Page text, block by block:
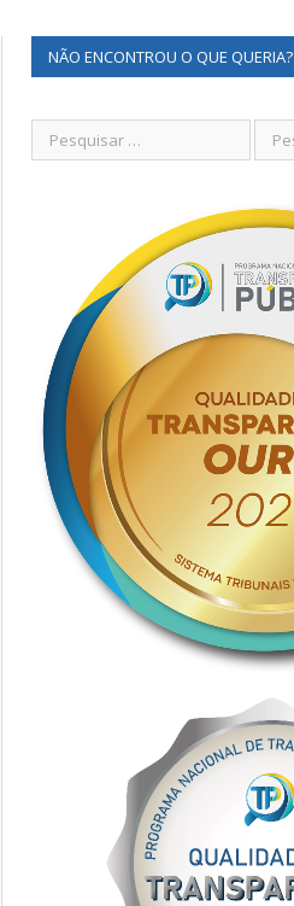
NÃO ENCONTROU O QUE QUERIA?